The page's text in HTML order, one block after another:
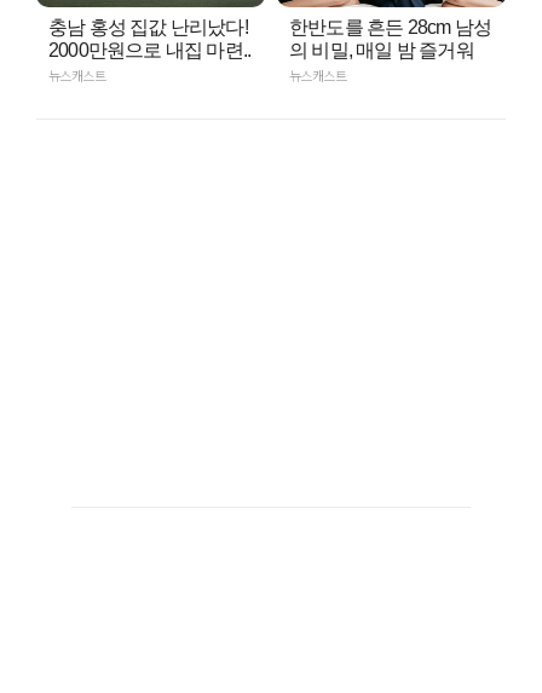
충남 홍성 집값 난리났다!
2000만원으로 내집 마련..
뉴스캐스트
한반도를 흔든 28cm 남성
의 비밀, 매일 밤 즐거워
뉴스캐스트